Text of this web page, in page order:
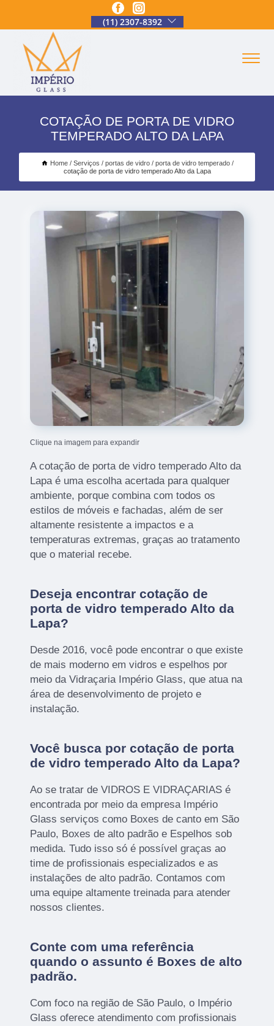
(11) 2307-8392
COTAÇÃO DE PORTA DE VIDRO
TEMPERADO ALTO DA LAPA
Home Serviços portas de vidro
porta de vidro temperado
cotação de porta de vidro temperado Alto da Lapa
Clique na imagem para expandir
A cotação de porta de vidro temperado Alto da
Lapa é uma escolha acertada para qualquer
ambiente, porque combina com todos os
estilos de móveis e fachadas, além de ser
altamente resistente a impactos e a
temperaturas extremas, graças ao tratamento
que o material recebe.
Deseja encontrar cotação de
porta de vidro temperado Alto da
Lapa?
Desde 2016, você pode encontrar o que existe
de mais moderno em vidros e espelhos por
meio da Vidraçaria Império Glass, que atua na
área de desenvolvimento de projeto e
instalação.
Você busca por cotação de porta
de vidro temperado Alto da Lapa?
Ao se tratar de VIDROS E VIDRAÇARIAS é
encontrada por meio da empresa Império
Glass serviços como Boxes de canto em São
Paulo, Boxes de alto padrão e Espelhos sob
medida. Tudo isso só é possível graças ao
time de profissionais especializados e as
instalações de alto padrão. Contamos com
uma equipe altamente treinada para atender
nossos clientes.
Conte com uma referência
quando o assunto é Boxes de alto
padrão.
Com foco na região de São Paulo, o Império
Glass oferece atendimento com profissionais